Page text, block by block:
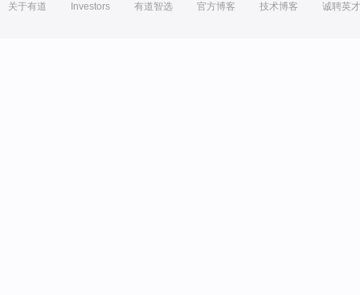
关于有道 Investors 有道智选 官方博客 技术博客 诚聘英才